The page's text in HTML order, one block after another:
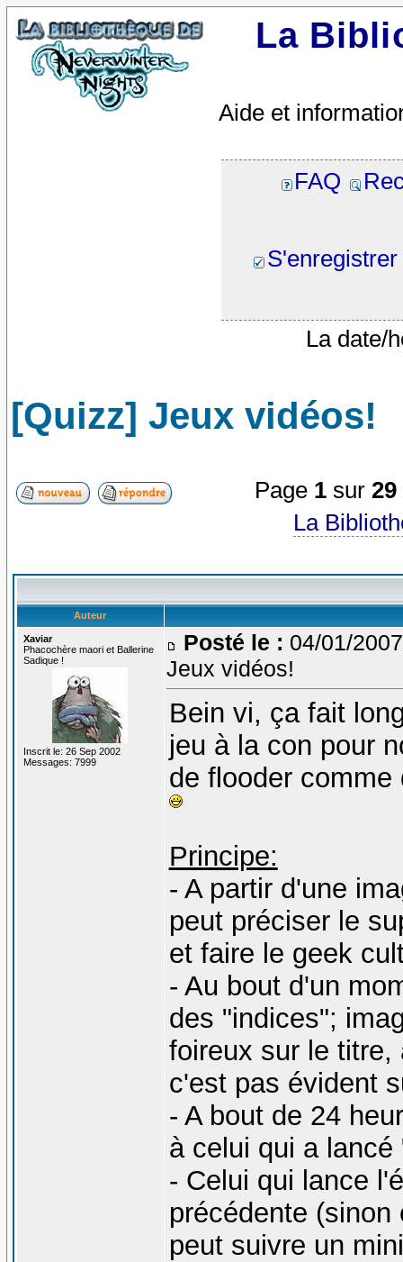
La
Aide et
FAQ
S'enregistrer
La date/
[Quizz] Jeux vidéos!
Page 1 sur29
La
Auteur
Xaviar
Phacochère maori et Ballerine
Sadique !
Inscrit le: 26 Sep 2002
Messages: 7999
Posté le : 04/01/
Jeux vidéos!
Bein vi, ça fait
jeu à la con pour
de flooder
Principe:
- A partir d'une
peut préciser le
et faire le geek
- Au bout d'un
des "indices";
foireux sur le
c'est pas évident
- A bout de 24
à celui qui a lancé
- Celui qui lance
précédente
peut suivre un